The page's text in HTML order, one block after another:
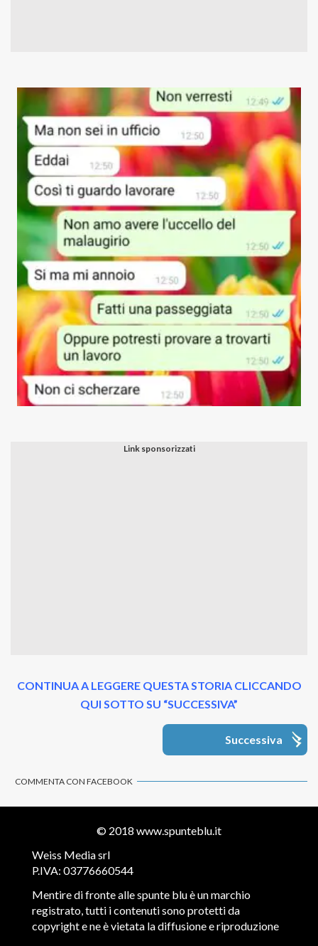
CONTINUA A LEGGERE QUESTA STORIA CLICCANDO
QUI SOTTO SU “SUCCESSIVA”
Successiva
COMMENTA CON FACEBOOK
© 2018 www.spunteblu.it
Weiss Media srl
P.IVA: 03776660544
Mentire di fronte alle spunte blu è un marchio
registrato, tutti i contenuti sono protetti da
copyright e ne è vietata la diffusione e riproduzione